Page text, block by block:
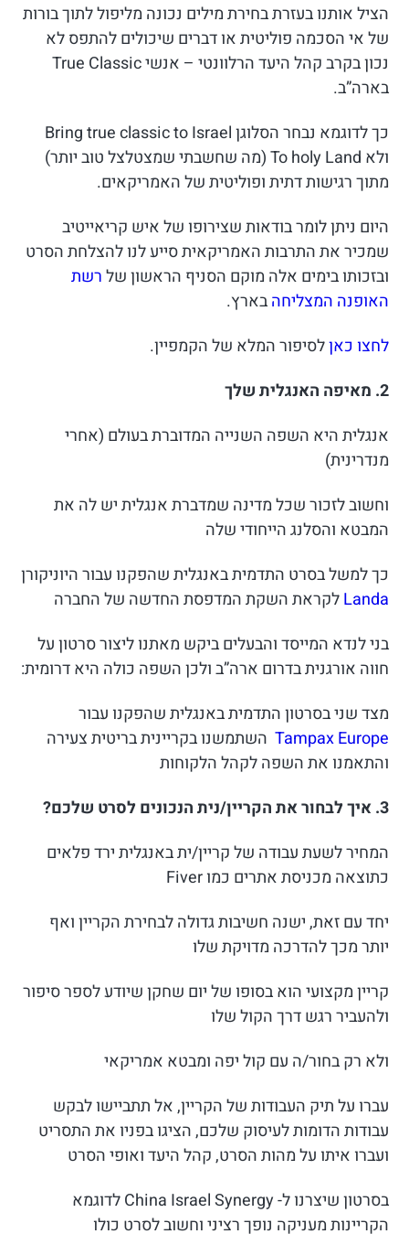
הציל אותנו בעזרת בחירת מילים נכונה מליפול לתוך בורות
של אי הסכמה פוליטית או דברים שיכולים להתפס לא
נכון בקרב קהל היעד הרלוונטי – אנשי True Classic
בארה”ב.
כך לדוגמא נבחר הסלוגן Bring true classic to Israel
ולא To holy Land (מה שחשבתי שמצטלצל טוב יותר)
מתוך רגישות דתית ופוליטית של האמריקאים.
היום ניתן לומר בודאות שצירופו של איש קריאייטיב
שמכיר את התרבות האמריקאית סייע לנו להצלחת הסרט
ובזכותו בימים אלה מוקם הסניף הראשון שלרשת
האופנה המצליחהבארץ.
לחצו כאןלסיפור המלא של הקמפיין.
2. מאיפה האנגלית שלך
אנגלית היא השפה השנייה המדוברת בעולם (אחרי
מנדרינית)
וחשוב לזכור שכל מדינה שמדברת אנגלית יש לה את
המבטא והסלנג הייחודי שלה
כך למשל בסרט התדמית באנגלית שהפקנו עבור היוניקורן
Landaלקראת השקת המדפסת החדשה של החברה
בני לנדא המייסד והבעלים ביקש מאתנו ליצור סרטון על
חווה אורגנית בדרום ארה”ב ולכן השפה כולה היא דרומית:
מצד שני בסרטון התדמית באנגלית שהפקנו עבור
Tampax Europe השתמשנו בקריינית בריטית צעירה
והתאמנו את השפה לקהל הלקוחות
3. איך לבחור את הקריין/נית הנכונים לסרט שלכם?
המחיר לשעת עבודה של קריין/ית באנגלית ירד פלאים
כתוצאה מכניסת אתרים כמו Fiver
יחד עם זאת, ישנה חשיבות גדולה לבחירת הקריין ואף
יותר מכך להדרכה מדויקת שלו
קריין מקצועי הוא בסופו של יום שחקן שיודע לספר סיפור
ולהעביר רגש דרך הקול שלו
ולא רק בחור/ה עם קול יפה ומבטא אמריקאי
עברו על תיק העבודות של הקריין, אל תתביישו לבקש
עבודות הדומות לעיסוק שלכם, הציגו בפניו את התסריט
ועברו איתו על מהות הסרט, קהל היעד ואופי הסרט
בסרטון שיצרנו ל- China Israel Synergy לדוגמא
הקריינות מעניקה נופך רציני וחשוב לסרט כולו